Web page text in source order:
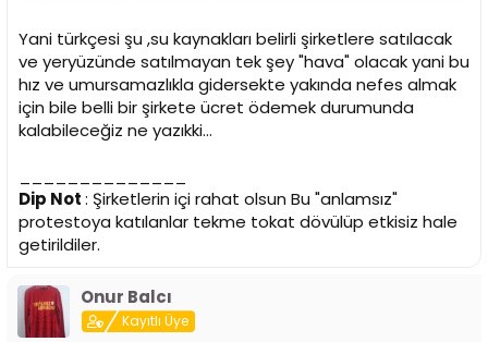
Yani türkçesi şu ,su kaynakları belirli şirketlere satılacak
ve yeryüzünde satılmayan tek şey "hava" olacak yani bu
hız ve umursamazlıkla gidersekte yakında nefes almak
için bile belli bir şirkete ücret ödemek durumunda
kalabileceğiz ne yazıkki...
Dip Not: Şirketlerin içi rahat olsun Bu "anlamsız"
protestoya katılanlar tekme tokat dövülüp etkisiz hale
getirildiler.
Onur Balcı
Kayıtlı Üye